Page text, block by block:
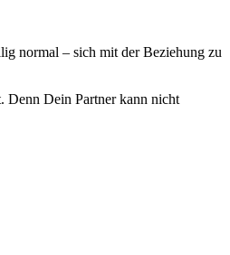
normal – sich mit der Beziehung zu
Denn Dein Partner kann nicht